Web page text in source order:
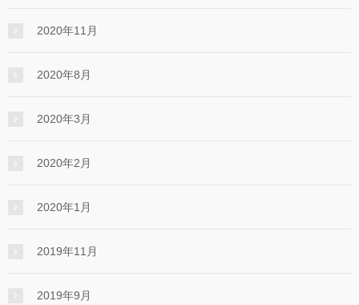
2020年11月
2020年8月
2020年3月
2020年2月
2020年1月
2019年11月
2019年9月